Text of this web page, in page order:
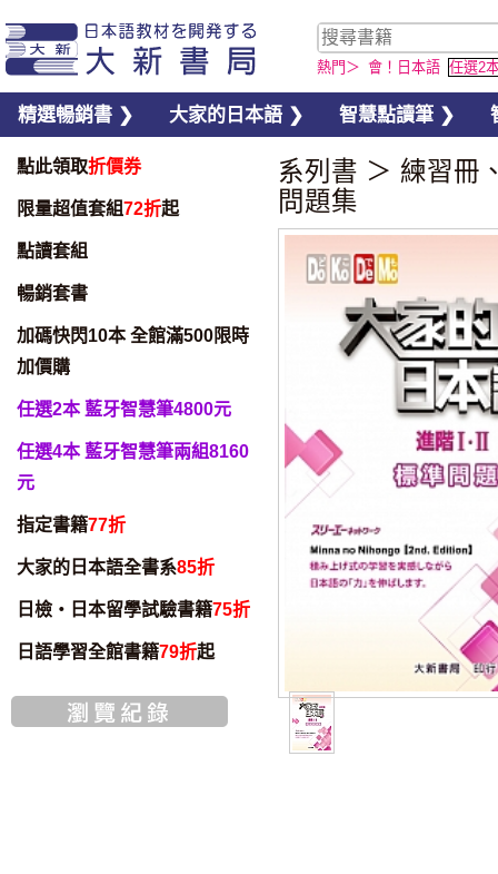
熱門＞ 會！日本語 任選2
精選暢銷書 ❯ 大家的日本語 ❯ 智慧點讀筆 ❯
點此領取折價券
限量超值套組72折起
點讀套組
暢銷套書
加碼快閃10本 全館滿500限時
加價購
任選2本 藍牙智慧筆4800元
任選4本 藍牙智慧筆兩組8160
元
指定書籍77折
大家的日本語全書系85折
日檢・日本留學試驗書籍75折
日語學習全館書籍79折起
系列書 ＞ 練習冊
問題集